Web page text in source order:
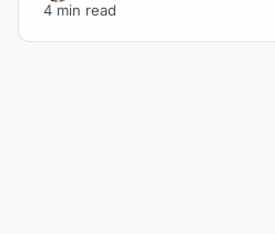
4 min read